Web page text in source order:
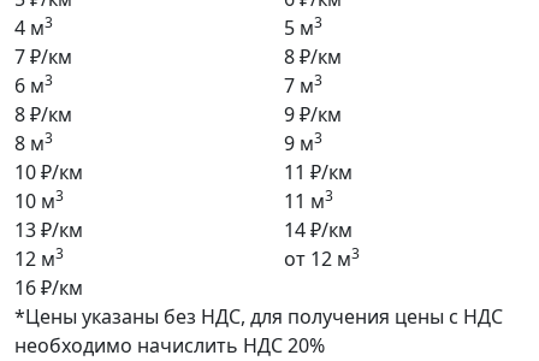
4 м3
7 ₽/км
5 м3
8 ₽/км
6 м3
8 ₽/км
7 м3
9 ₽/км
8 м3
10 ₽/км
9 м3
11 ₽/км
10 м3
13 ₽/км
11 м3
14 ₽/км
12 м3
16 ₽/км
от 12 м3
*Цены указаны без НДС, для получения цены с НДС
необходимо начислить НДС 20%